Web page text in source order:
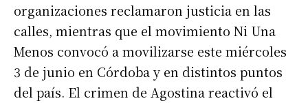
organizaciones reclamaron justicia en las
calles, mientras que el movimiento Ni Una
Menos convocó a movilizarse este miércoles
3 de junio en Córdoba y en distintos puntos
del país. El crimen de Agostina reactivó el